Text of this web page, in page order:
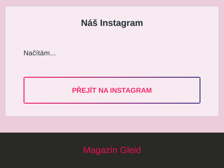
Náš Instagram
Načítám...
PŘEJÍT NA INSTAGRAM
Magazín Gleid